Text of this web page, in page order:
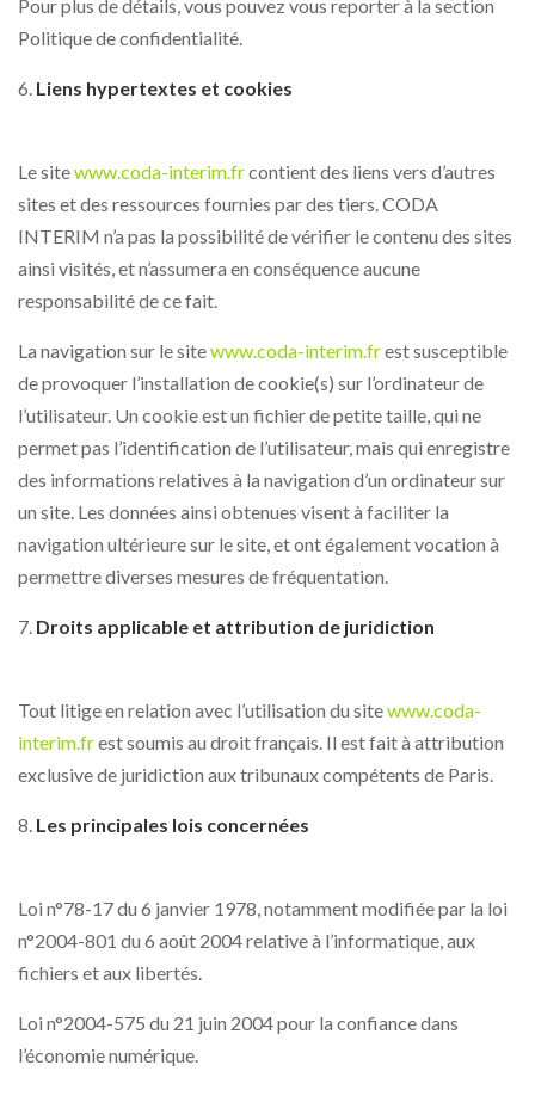
Pour plus de détails, vous pouvez vous reporter à la section
Politique de confidentialité.
Liens hypertextes et cookies
Le sitewww.coda-interim.frcontient des liens vers d’autres
sites et des ressources fournies par des tiers. CODA
INTERIM n’a pas la possibilité de vérifier le contenu des sites
ainsi visités, et n’assumera en conséquence aucune
responsabilité de ce fait.
La navigation sur le sitewww.coda-interim.frest susceptible
de provoquer l’installation de cookie(s) sur l’ordinateur de
l’utilisateur. Un cookie est un fichier de petite taille, qui ne
permet pas l’identification de l’utilisateur, mais qui enregistre
des informations relatives à la navigation d’un ordinateur sur
un site. Les données ainsi obtenues visent à faciliter la
navigation ultérieure sur le site, et ont également vocation à
permettre diverses mesures de fréquentation.
Droits applicable et attribution de juridiction
Tout litige en relation avec l’utilisation du sitewww.coda-
interim.frest soumis au droit français. Il est fait à attribution
exclusive de juridiction aux tribunaux compétents de Paris.
Les principales lois concernées
Loi n°78-17 du 6 janvier 1978, notamment modifiée par la loi
n°2004-801 du 6 août 2004 relative à l’informatique, aux
fichiers et aux libertés.
Loi n°2004-575 du 21 juin 2004 pour la confiance dans
l’économie numérique.